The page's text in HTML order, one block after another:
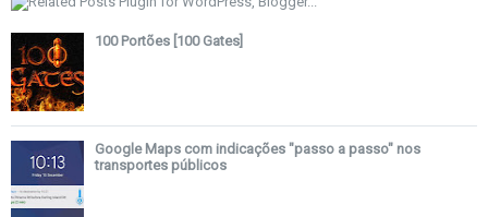
100 Portões [100 Gates]
Google Maps com indicações "passo a passo" nos
transportes públicos